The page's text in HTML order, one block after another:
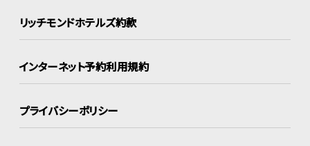
リッチモンドホテルズ約款
インターネット予約利用規約
プライバシーポリシー